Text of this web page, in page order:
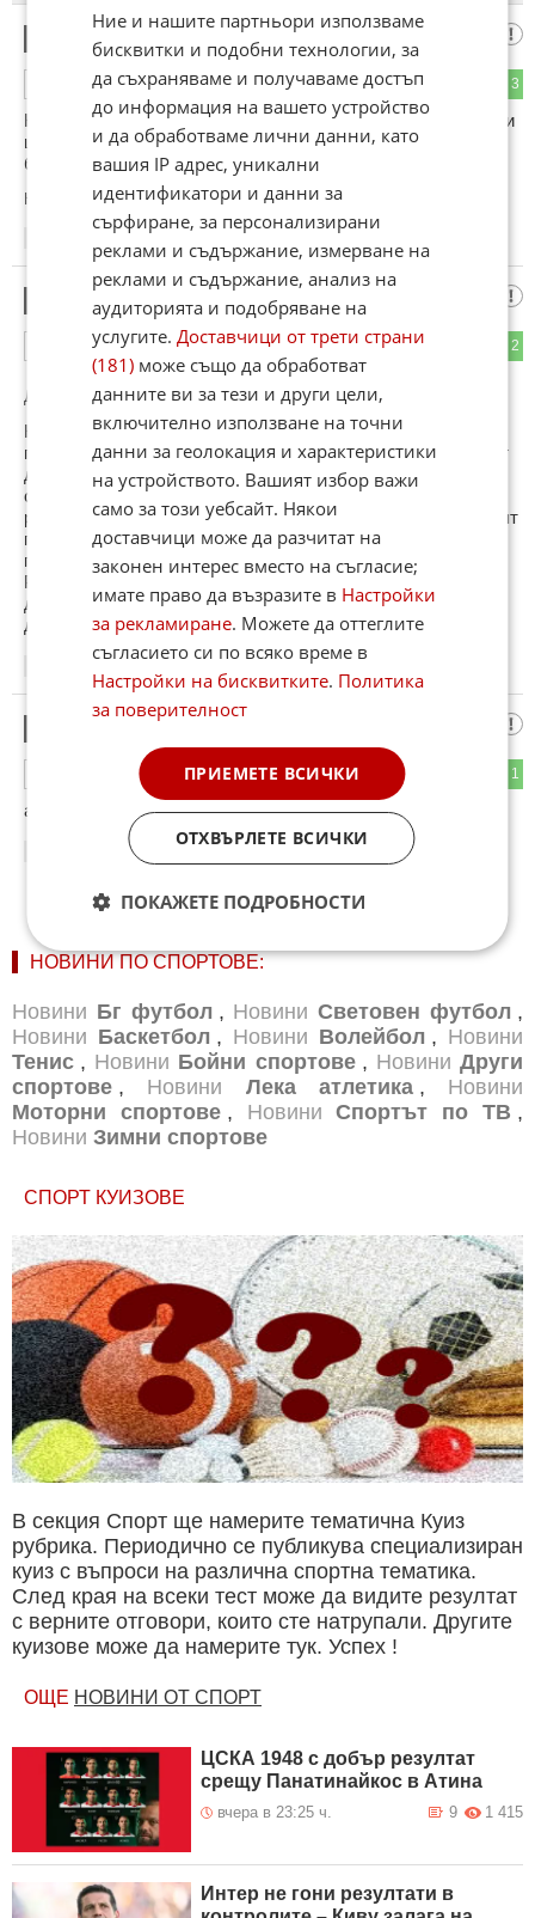
Левски 1914
3
ОТГОВОР
Ковачев както пишеш цялото име на цска 1948 така пиши и
цялото име на МЕНТЕТО цска 2016 не се прави на четири
без половина!
Коментиран от #2
15.04.2026
Някой
2
ОТГОВОР
До коментар#1от "Левски 1914":
Като цскар правилното име на тези е Ф.К. Лупи, както
прекръщаваха фирмата за да си гарантират фалита и друг
да не успее да я спаси. А с решението за прехвърляне на
стадиона окончателно я фалираха. Борисов се уплаши от
разни дошли фенове и клекна. Реално той заби последният
пирон в ковчега на старата фирма. Не че другите клубове
поголовно да не са били преправяни.
Реално клубовете трябва да са актив, а не самите
дружества. И при фалит актива отива при тези на които
дължат. И на разпродажба които искат.
1
а сигорни ли сте че те ще стигнат до бараж ????
16.04.2026
НОВИНИ ПО СПОРТОВЕ:
Новини Бг футбол , Новини Световен футбол ,
Новини Баскетбол , Новини Волейбол , Новини
Тенис , Новини Бойни спортове , Новини Други
спортове , Новини Лека атлетика , Новини
Моторни спортове , Новини Спортът по ТВ ,
Новини Зимни спортове
СПОРТ КУИЗОВЕ
В секция Спорт ще намерите тематична Куиз
рубрика. Периодично се публикува специализиран
куиз с въпроси на различна спортна тематика.
След края на всеки тест може да видите резултат
с верните отговори, които сте натрупали. Другите
куизове може да намерите тук. Успех !
ОЩЕ НОВИНИ ОТ СПОРТ
ЦСКА 1948 с добър резултат
срещу Панатинайкос в Атина
вчера в 23:25 ч. 1 415
9
Интер не гони резултати в
Ние и нашите партньори използваме
бисквитки и подобни технологии, за
да съхраняваме и получаваме достъп
до информация на вашето устройство
и да обработваме лични данни, като
вашия IP адрес, уникални
идентификатори и данни за
сърфиране, за персонализирани
реклами и съдържание, измерване на
реклами и съдържание, анализ на
аудиторията и подобряване на
услугите.Доставчици от трети страни
(181) може също да обработват
данните ви за тези и други цели,
включително използване на точни
данни за геолокация и характеристики
на устройството. Вашият избор важи
само за този уебсайт. Някои
доставчици може да разчитат на
законен интерес вместо на съгласие;
имате право да възразите в Настройки
за рекламиране. Можете да оттеглите
съгласието си по всяко време в
Настройки на бисквитките. Политика
за поверителност
ПРИЕМЕТЕ ВСИЧКИ
ОТХВЪРЛЕТЕ ВСИЧКИ
ПОКАЖЕТЕ ПОДРОБНОСТИ